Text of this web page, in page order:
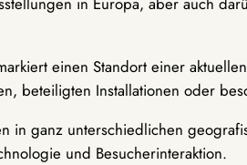
einen Standort einer
beteiligten Installationen oder
in ganz unterschiedlichen
und Besucherinteraktion.